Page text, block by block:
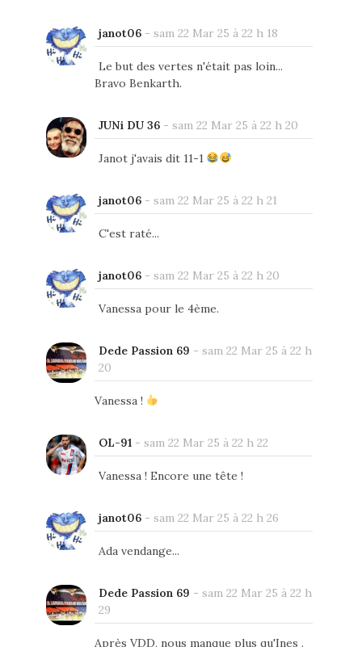
janot06- sam 22 Mar 25 à 22 h 18
Le but des vertes n'était pas loin...
Bravo Benkarth.
JUNi DU 36- sam 22 Mar 25 à 22 h 20
Janot j'avais dit 11-1
janot06- sam 22 Mar 25 à 22 h 21
C'est raté...
janot06- sam 22 Mar 25 à 22 h 20
Vanessa pour le 4ème.
Dede Passion 69 - sam 22 Mar 25 à 22 h
20
Vanessa !
OL-91- sam 22 Mar 25 à 22 h 22
Vanessa ! Encore une tête !
janot06- sam 22 Mar 25 à 22 h 26
Ada vendange...
Dede Passion 69 - sam 22 Mar 25 à 22 h
29
Après VDD, nous manque plus qu'Ines .